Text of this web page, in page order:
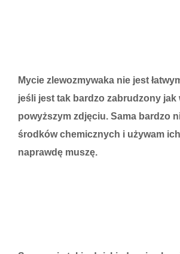
Mycie zlewozmywaka nie jest
jeśli jest tak bardzo zabrudzony jak
powyższym zdjęciu. Sama bardzo
środków chemicznych i używam
naprawdę muszę.